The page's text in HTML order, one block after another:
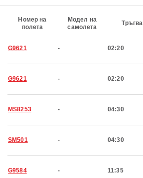
Номер на
полета
Модел на
самолета
Тръгва
G9621 - 02:20
G9621 - 02:20
MS8253 - 04:30
SM501 - 04:30
G9584 - 11:35